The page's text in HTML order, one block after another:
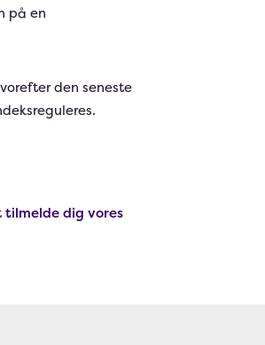
på en
den seneste
tilmelde dig vores